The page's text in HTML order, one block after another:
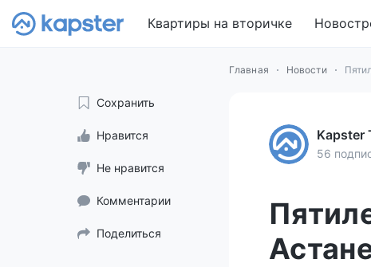
Квартиры на вторичке
Главная Новости
Сохранить
Нравится
Не нравится
Комментарии
Поделиться
Kapster
56